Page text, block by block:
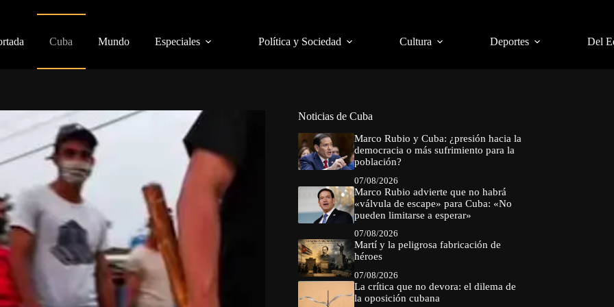
Cuba Mundo Especiales Política y Sociedad Cultura Deportes Del
Noticias de Cuba
Marco Rubio y Cuba: ¿presión hacia la
democracia o más sufrimiento para la
población?
07/08/2026
Marco Rubio advierte que no habrá
«válvula de escape» para Cuba: «No
pueden limitarse a esperar»
07/08/2026
Martí y la peligrosa fabricación de
héroes
07/08/2026
La crítica que no devora: el dilema de
la oposición cubana